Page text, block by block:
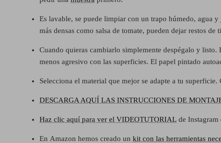
Es lavable, se puede limpiar con un trapo húmedo, agua
más densas como salsa de tomate, pueden dejar restos
Cuando quieras cambiarlo simplemente despégalo y
menos agresivo con las superficies. El papel pintado
Selecciona el material que mejor se adapte a tu
DESCARGA AQUÍ LAS INSTRUCCIONES DE
Haz clic aquí para ver el VIDEOTUTORIAL de Instagram
En Amazon hemos creado un kit con las herramientas